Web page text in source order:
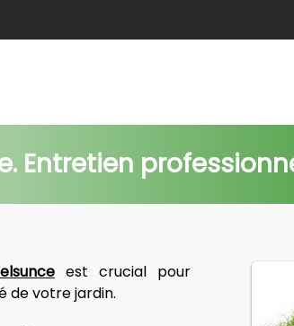
Entretien
est crucial pour
de votre jardin.